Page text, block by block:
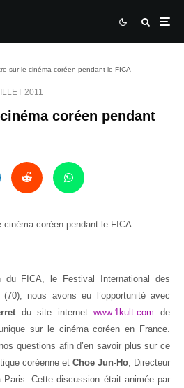
sur le cinéma coréen pendant le FICA
2011
coréen pendant
du FICA, le Festival International des
nous avons eu l’opportunité avec
du site internetwww.1kult.com de
sur le cinéma coréen en France.
questions afin d’en savoir plus sur ce
coréenne et Choe Jun-Ho, Directeur
Paris. Cette discussion était animée par